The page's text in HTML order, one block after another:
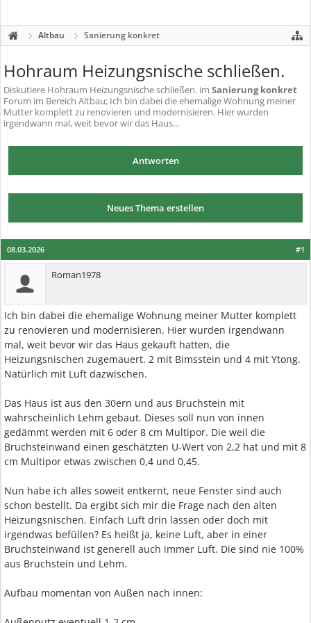
Altbau Sanierung konkret
Hohraum Heizungsnische schließen.
Diskutiere Hohraum Heizungsnische schließen. im Sanierung konkret
Forum im Bereich Altbau; Ich bin dabei die ehemalige Wohnung meiner
Mutter komplett zu renovieren und modernisieren. Hier wurden
irgendwann mal, weit bevor wir das Haus...
Antworten
Neues Thema erstellen
#1
08.03.2026
Roman1978
Ich bin dabei die ehemalige Wohnung meiner Mutter komplett
zu renovieren und modernisieren. Hier wurden irgendwann
mal, weit bevor wir das Haus gekauft hatten, die
Heizungsnischen zugemauert. 2 mit Bimsstein und 4 mit Ytong.
Natürlich mit Luft dazwischen.
Das Haus ist aus den 30ern und aus Bruchstein mit
wahrscheinlich Lehm gebaut. Dieses soll nun von innen
gedämmt werden mit 6 oder 8 cm Multipor. Die weil die
Bruchsteinwand einen geschätzten U-Wert von 2,2 hat und mit 8
cm Multipor etwas zwischen 0,4 und 0,45.
Nun habe ich alles soweit entkernt, neue Fenster sind auch
schon bestellt. Da ergibt sich mir die Frage nach den alten
Heizungsnischen. Einfach Luft drin lassen oder doch mit
irgendwas befüllen? Es heißt ja, keine Luft, aber in einer
Bruchsteinwand ist generell auch immer Luft. Die sind nie 100%
aus Bruchstein und Lehm.
Aufbau momentan von Außen nach innen: